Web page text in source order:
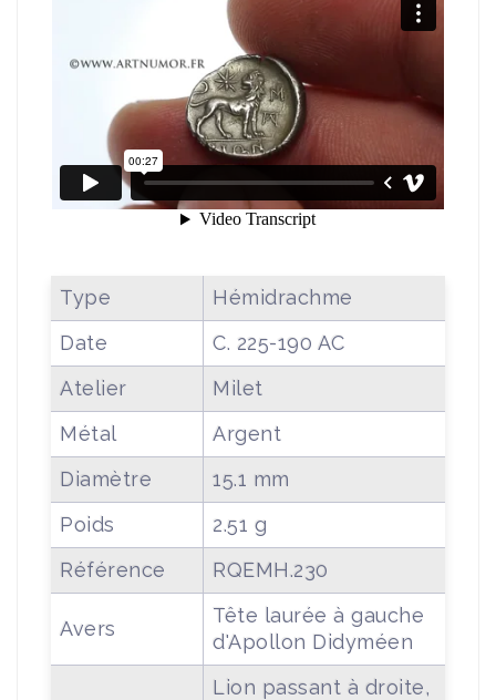
Type
Hémidrachme
Date
C. 225-190 AC
Atelier
Milet
Métal
Argent
Diamètre
15.1 mm
Poids
2.51 g
Référence
RQEMH.230
Avers
Tête laurée à gauche
d'Apollon Didyméen
Lion passant à droite,